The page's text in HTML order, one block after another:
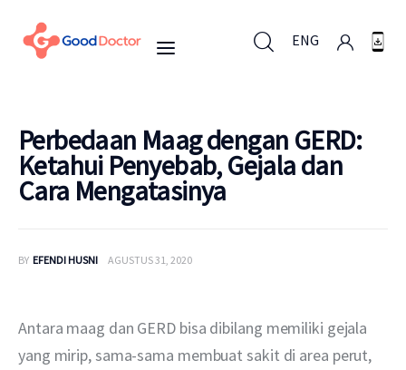
ENG
ENG
Untuk Bisnis
Berita
Perbedaan Maag dengan GERD:
Ketahui Penyebab, Gejala dan
Cara Mengatasinya
BY EFENDI HUSNI AGUSTUS 31, 2020
Antara maag dan GERD bisa dibilang memiliki gejala
yang mirip, sama-sama membuat sakit di area perut,